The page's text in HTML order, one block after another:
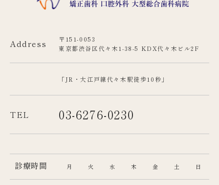
Address
〒151-0053
東京都渋谷区代々木1-38-5 KDX代々木ビル2F
「JR・大江戸線代々木駅徒歩10秒」
TEL 03-6276-0230
診療時間 月 火 水 木 金 土 日